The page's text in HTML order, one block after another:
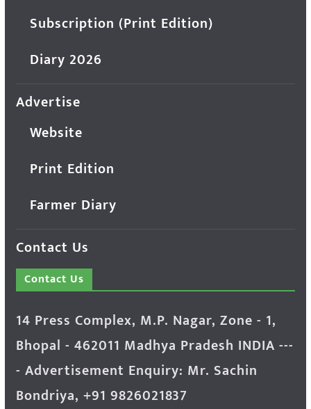
Subscription (Print Edition)
Diary 2026
Advertise
Website
Print Edition
Farmer Diary
Contact Us
Contact Us
14 Press Complex, M.P. Nagar, Zone - 1,
Bhopal - 462011 Madhya Pradesh INDIA ---
- Advertisement Enquiry: Mr. Sachin
Bondriya, +91 9826021837